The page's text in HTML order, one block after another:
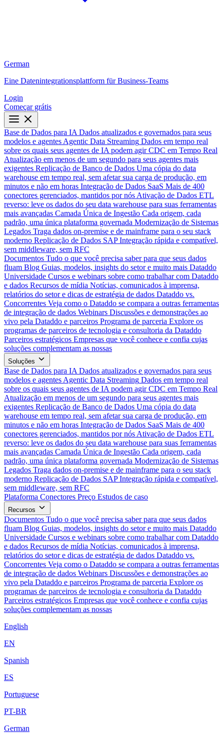
German
Eine Datenintegrationsplattform für Business-Teams
Login
Começar grátis
Base de Dados para IA Dados atualizados e governados para seus
modelos e agentes Agentic Data Streaming Dados em tempo real
sobre os quais seus agentes de IA podem agir CDC em Tempo Real
Atualização em menos de um segundo para seus agentes mais
exigentes Replicação de Banco de Dados Uma cópia do data
warehouse em tempo real, sem afetar sua carga de produção, em
minutos e não em horas Integração de Dados SaaS Mais de 400
conectores gerenciados, mantidos por nós Ativação de Dados ETL
reverso: leve os dados do seu data warehouse para suas ferramentas
mais avançadas Camada Única de Ingestão Cada origem, cada
padrão, uma única plataforma governada Modernização de Sistemas
Legados Traga dados on-premise e de mainframe para o seu stack
moderno Replicação de Dados SAP Integração rápida e compatível,
sem middleware, sem RFC
Documentos Tudo o que você precisa saber para que seus dados
fluam Blog Guias, modelos, insights do setor e muito mais Dataddo
Universidade Cursos e webinars sobre como trabalhar com Dataddo
e dados Recursos de mídia Notícias, comunicados à imprensa,
relatórios do setor e dicas de estratégia de dados Dataddo vs.
Concorrentes Veja como o Dataddo se compara a outras ferramentas
de integração de dados Webinars Discussões e demonstrações ao
vivo pela Dataddo e parceiros Programa de parceria Explore os
programas de parceiros de tecnologia e consultoria da Dataddo
Parceiros estratégicos Empresas que você conhece e confia cujas
soluções complementam as nossas
Soluções
Base de Dados para IA Dados atualizados e governados para seus
modelos e agentes Agentic Data Streaming Dados em tempo real
sobre os quais seus agentes de IA podem agir CDC em Tempo Real
Atualização em menos de um segundo para seus agentes mais
exigentes Replicação de Banco de Dados Uma cópia do data
warehouse em tempo real, sem afetar sua carga de produção, em
minutos e não em horas Integração de Dados SaaS Mais de 400
conectores gerenciados, mantidos por nós Ativação de Dados ETL
reverso: leve os dados do seu data warehouse para suas ferramentas
mais avançadas Camada Única de Ingestão Cada origem, cada
padrão, uma única plataforma governada Modernização de Sistemas
Legados Traga dados on-premise e de mainframe para o seu stack
moderno Replicação de Dados SAP Integração rápida e compatível,
sem middleware, sem RFC
Plataforma Conectores Preço Estudos de caso
Recursos
Documentos Tudo o que você precisa saber para que seus dados
fluam Blog Guias, modelos, insights do setor e muito mais Dataddo
Universidade Cursos e webinars sobre como trabalhar com Dataddo
e dados Recursos de mídia Notícias, comunicados à imprensa,
relatórios do setor e dicas de estratégia de dados Dataddo vs.
Concorrentes Veja como o Dataddo se compara a outras ferramentas
de integração de dados Webinars Discussões e demonstrações ao
vivo pela Dataddo e parceiros Programa de parceria Explore os
programas de parceiros de tecnologia e consultoria da Dataddo
Parceiros estratégicos Empresas que você conhece e confia cujas
soluções complementam as nossas
English
EN
Spanish
ES
Portuguese
PT-BR
German